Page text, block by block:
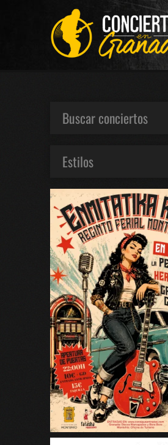
Buscar conciertos
Estilos